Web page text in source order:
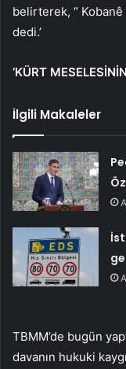
belirterek, “ Kobanê
dedi.’
‘KÜRT
İlgili Makaleler
TBMM’de bugün
davanın hukuki